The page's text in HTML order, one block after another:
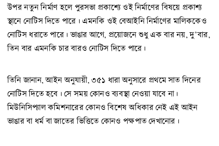
উপর নতুন নির্মাণ হলে পুরসভা প্রকাশ্যে ওই নির্মাণের বিষয়ে প্রকাশ্য
স্থানে নোটিস দিতে পারে। এমনকি ওই বেআইনি নির্মাণের মালিককেও
নোটিস ধরাতে পারে। ভাঙার আগে, প্রয়োজনে শুধু এক বার নয়, দু’বার,
তিন বার এমনকি চার বারও নোটিস দিতে পারে।
তিনি জানান, আইন অনুযায়ী, ৩৫১ ধারা অনুসারে প্রথমে সাত দিনের
নোটিস দিতে হবে। সে সময় কোনও ব্যবস্থা নেওয়া যাবে না।
মিউনিসিপ্যাল কমিশনারের কোনও বিশেষ অধিকার নেই এই আইন
ভাঙার বা ধর্ম বা জাতের ভিত্তিতে কোনও পক্ষপাত দেখানোর।